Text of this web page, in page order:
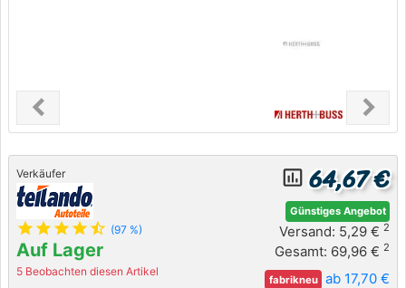
chevron_leftPrevious chevron_right
Next
Verkäufer
star star star star star_half (97 %)
Auf Lager
5 Beobachten diesen Artikel
insert_chart_outlined 64,67 €
Günstiges Angebot
Versand: 5,29 € 2
Gesamt: 69,96 € 2
fabrikneu ab 17,70 €